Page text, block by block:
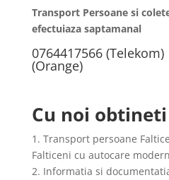
Transport Persoane si
efectuiaza saptamanal
0764417566
(Orange)
Cu noi obtineti
1. Transport persoane
Falticeni cu autocare
2. Informatia si